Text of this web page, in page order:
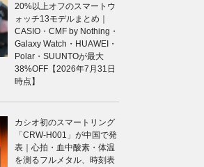
20%以上オフのスマートウ
ォッチ13モデルまとめ｜
CASIO・CMF by Nothing・
Galaxy Watch・HUAWEI・
Polar・SUUNTOが最大
38%OFF【2026年7月31日
時点】
カシオ初のスマートリング
「CRW-H001」が中国で発
表｜心拍・血中酸素・体温
を測るフルメタル、時刻表